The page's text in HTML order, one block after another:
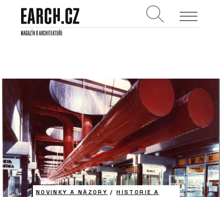
NOVINKY A NÁZORY /HISTORIE A